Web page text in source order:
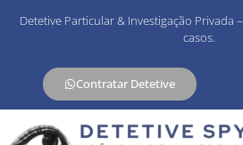
Detetive Particular & Investigação Privada –
casos.
Contratar Detetive